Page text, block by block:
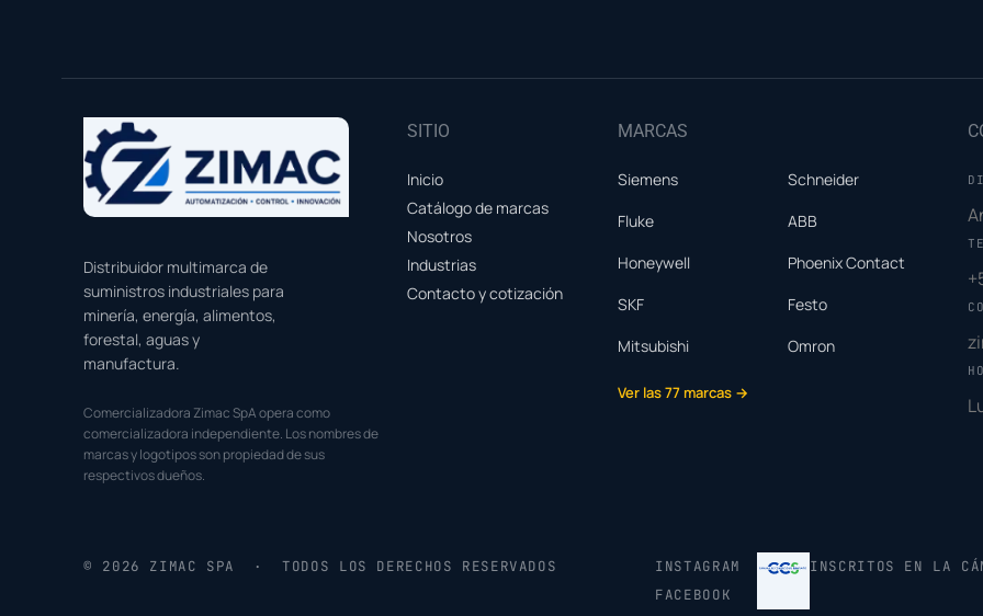
Distribuidor multimarca de
suministros industriales para
minería, energía, alimentos,
forestal, aguas y
manufactura.
Comercializadora Zimac SpA opera como
comercializadora independiente. Los nombres de
marcas y logotipos son propiedad de sus
respectivos dueños.
SITIO
Inicio
Catálogo de marcas
Nosotros
Industrias
Contacto y cotización
MARCAS
Siemens
Schneider
Fluke
ABB
Honeywell
Phoenix Contact
SKF
Festo
Mitsubishi
Omron
Ver las 77 marcas →
© 2026 ZIMAC SPA · TODOS LOS DERECHOS RESERVADOS
INSTAGRAM
FACEBOOK
INSCRITOS EN LA